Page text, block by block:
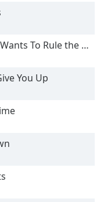
To Rule the World
You Up